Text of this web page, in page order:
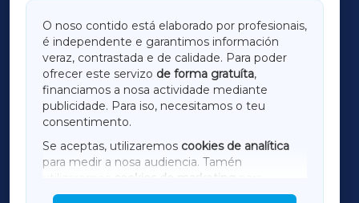
O noso contido está elaborado por profesionais,
é independente e garantimos información
veraz, contrastada e de calidade. Para poder
ofrecer este servizo de forma gratuíta,
financiamos a nosa actividade mediante
publicidade. Para iso, necesitamos o teu
consentimento.
Se aceptas, utilizaremos cookies de analítica
para medir a nosa audiencia. Tamén
utilizaremos
cookies de marketing
mostrar publicidade de terceiros.
LUGOXA
TERRACHAXA
AMARIÑAXA